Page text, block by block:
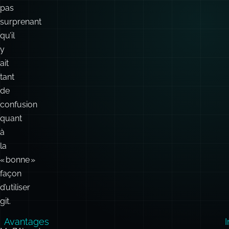
stratégie
de
commit,
il
n’est
pas
surprenant
qu’il
y
ait
tant
de
confusion
quant
à